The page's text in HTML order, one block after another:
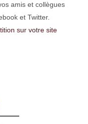
amis et collègues
et Twitter.
sur votre site